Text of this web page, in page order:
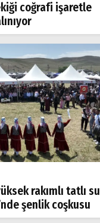
coğrafi işaretle
rakımlı tatlı su
şenlik coşkusu